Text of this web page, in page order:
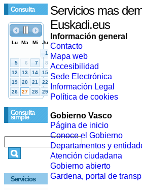
Consulta
Consulta
simple
Servicios
Servicios mas
Euskadi.eus
Información general
Contacto
Mapa web
Accesibilidad
Sede Electrónica
Información Legal
Política de cookies
Gobierno Vasco
Página de inicio
Conoce el Gobierno
Departamentos y
Atención ciudadana
Gobierno abierto
Gardena, portal de